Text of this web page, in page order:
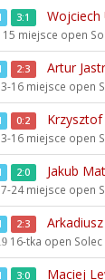
3:1 Wojciech
15 miejsce open
2:3 Artur
16 miejsce open
0:2
16 miejsce open
2:0 Jakub
24 miejsce open
2:3
16-tka open Solec
3:0 Maciej